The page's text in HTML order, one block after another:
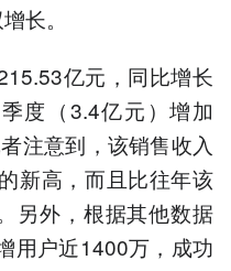
长。
亿元，同比增长
度（3.4亿元）增加
注意到，该销售收入
新高，而且比往年该
另外，根据其他数据
用户近1400万，成功